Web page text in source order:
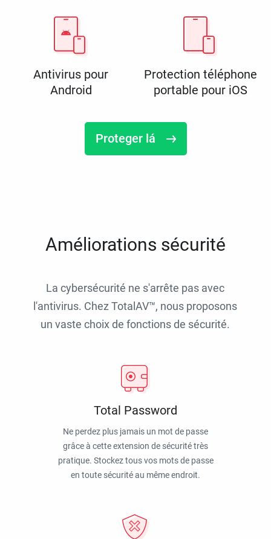
Antivirus pour
Android
Protection téléphone
portable pour iOS
Proteger lá
Améliorations sécurité
La cybersécurité ne s'arrête pas avec
l'antivirus. Chez TotalAV™, nous proposons
un vaste choix de fonctions de sécurité.
Total Password
Ne perdez plus jamais un mot de passe
grâce à cette extension de sécurité très
pratique. Stockez tous vos mots de passe
en toute sécurité au même endroit.